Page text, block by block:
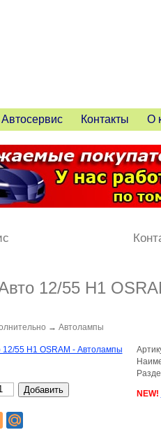
Автосервис Контакты О
12/55 H1
→ Автолампы
NEW!